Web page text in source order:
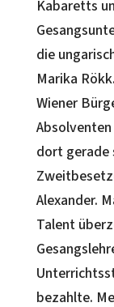
Kabaretts
die
Marika
Wiener
dort gerade
Alexander.
Talent
bezahlte.